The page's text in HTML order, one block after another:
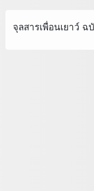
จุลสารเพื่อนเยาว์ ฉ